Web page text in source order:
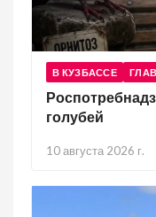
В КУЗБАССЕ
голубей
10 августа 2026 г.